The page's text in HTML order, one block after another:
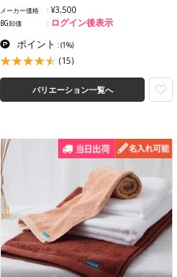
メーカー価格 ¥3,500
BG卸価 ログイン後表示
ポイント :(1%)
(15)
バリエーション一覧へ